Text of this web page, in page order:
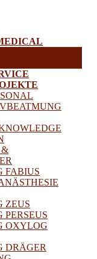
&
FABIUS
ZEUS
OXYLOG
DRÄGER